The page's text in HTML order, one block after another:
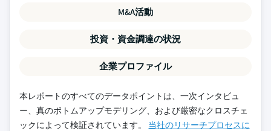
M&A活動
投資・資金調達の状況
企業プロファイル
本レポートのすべてのデータポイントは、一次インタビュ
ー、真のボトムアップモデリング、および厳密なクロスチェ
ックによって検証されています。 当社のリサーチプロセスに